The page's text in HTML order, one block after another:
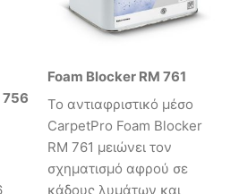
756
Foam Blocker RM 761
Το αντιαφριστικό μέσο
CarpetPro Foam Blocker
RM 761 μειώνει τον
σχηματισμό αφρού σε
κάδους λυμάτων και